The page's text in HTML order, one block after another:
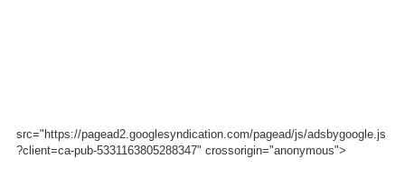
src="https://pagead2.googlesyndication.com/pagead/js/adsbygoogle.js
?client=ca-pub-5331163805288347" crossorigin="anonymous">